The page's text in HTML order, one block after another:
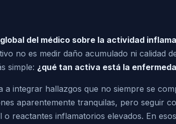
del médico sobre la actividad
no es medir daño acumulado ni calidad
simple: ¿qué tan activa está la
a integrar hallazgos que no siempre se
aparentemente tranquilas, pero seguir
reactantes inflamatorios elevados. En